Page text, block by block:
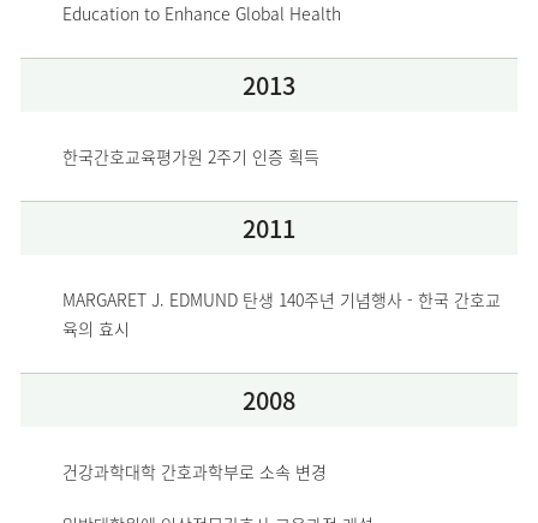
Education to Enhance Global Health
2013
한국간호교육평가원 2주기 인증 획득
2011
MARGARET J. EDMUND 탄생 140주년 기념행사 - 한국 간호교
육의 효시
2008
건강과학대학 간호과학부로 소속 변경